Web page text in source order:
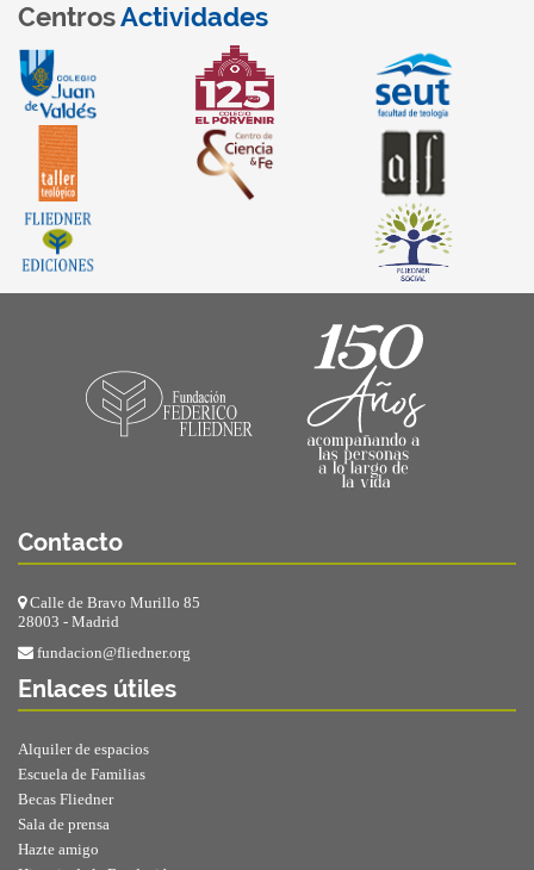
CentrosActividades
Contacto
Calle de Bravo Murillo 85
28003 - Madrid
fundacion@fliedner.org
Enlaces útiles
Alquiler de espacios
Escuela de Familias
Becas Fliedner
Sala de prensa
Hazte amigo